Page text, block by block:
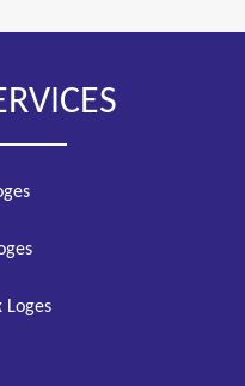
Loges